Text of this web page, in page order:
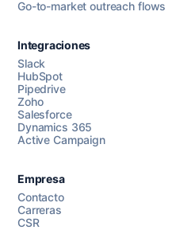
Chatea con nosotros
Go-to-market outreach flows
Integraciones
Slack
HubSpot
Pipedrive
Zoho
Salesforce
Dynamics 365
Active Campaign
Empresa
Contacto
Carreras
CSR